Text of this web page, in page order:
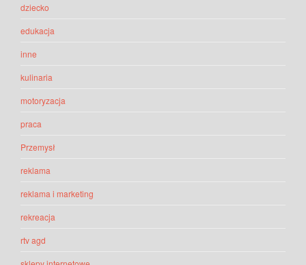
dziecko
edukacja
inne
kulinaria
motoryzacja
praca
Przemysł
reklama
reklama i marketing
rekreacja
rtv agd